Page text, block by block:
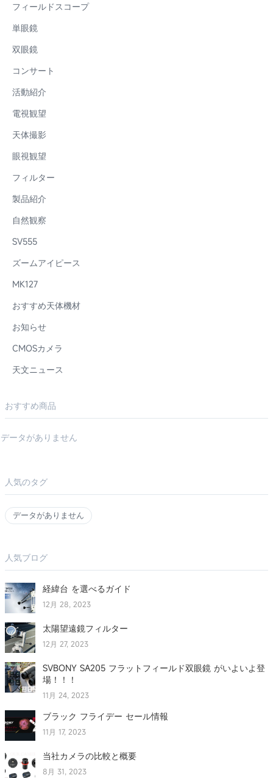
フィールドスコープ
単眼鏡
双眼鏡
コンサート
活動紹介
電視観望
天体撮影
眼視観望
フィルター
製品紹介
自然観察
SV555
ズームアイピース
MK127
おすすめ天体機材
お知らせ
CMOSカメラ
天文ニュース
おすすめ商品
データがありません
人気のタグ
データがありません
人気ブログ
経緯台 を選べるガイド
12月 28, 2023
太陽望遠鏡フィルター
12月 27, 2023
SVBONY SA205 フラットフィールド双眼鏡 がいよいよ登
場！！！
11月 24, 2023
ブラック フライデー セール情報
11月 17, 2023
当社カメラの比較と概要
8月 31, 2023